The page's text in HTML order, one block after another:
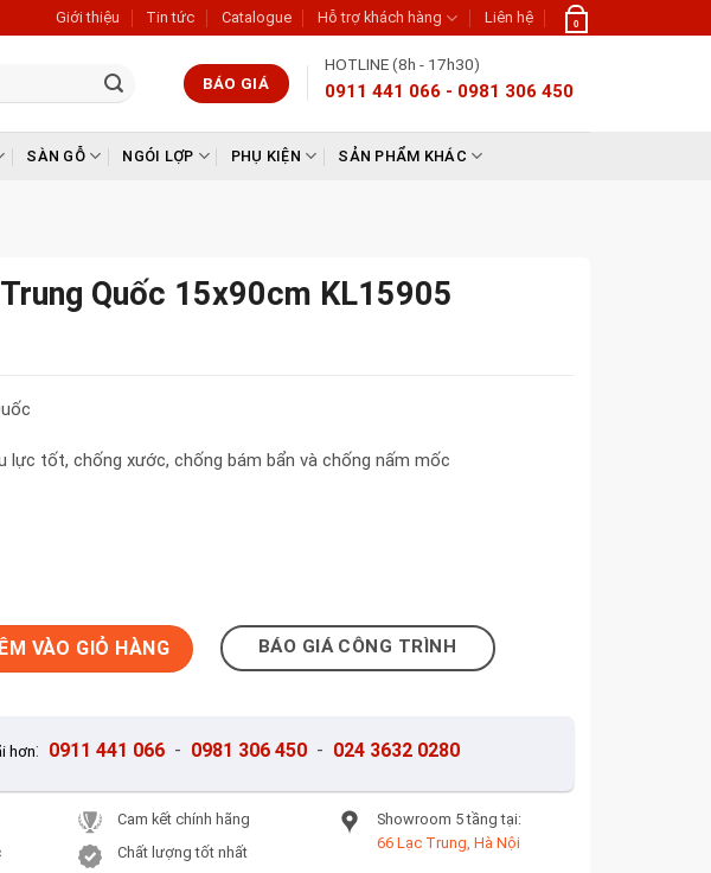
Giới thiệu Tin tức Catalogue Hỗ trợ khách hàng Liên hệ 0
BÁO GIÁ
HOTLINE (8h - 17h30)
0911 441 066 - 0981 306 450
SÀN GỖ NGÓI LỢP PHỤ KIỆN SẢN PHẨM KHÁC
Quốc 15x90cm KL15905
lực tốt, chống xước, chống bám bẩn và chống nấm mốc
15x90cm KL15905 số lượng
VÀO GIỎ HÀNG BÁO GIÁ CÔNG TRÌNH
hơn: 0911 441 066 - 0981 306 450 - 024 3632 0280
Cam kết chính hãng
Chất lượng tốt nhất
Showroom 5 tầng tại:
66 Lạc Trung, Hà Nội